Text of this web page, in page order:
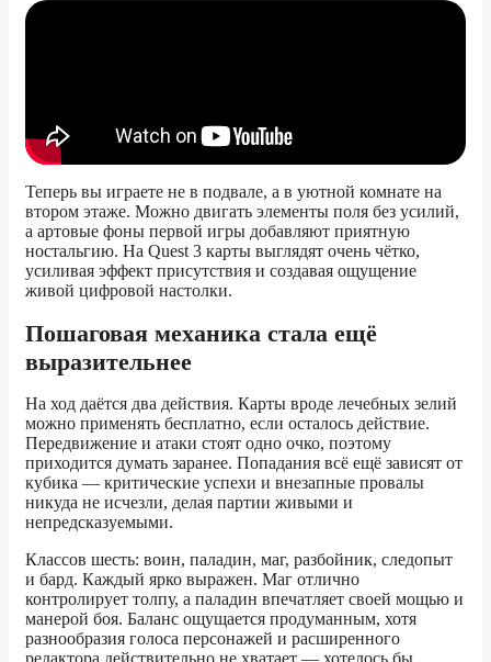
Теперь вы играете не в подвале, а в уютной комнате на
втором этаже. Можно двигать элементы поля без усилий,
а артовые фоны первой игры добавляют приятную
ностальгию. На Quest 3 карты выглядят очень чётко,
усиливая эффект присутствия и создавая ощущение
живой цифровой настолки.
Пошаговая механика стала ещё
выразительнее
На ход даётся два действия. Карты вроде лечебных зелий
можно применять бесплатно, если осталось действие.
Передвижение и атаки стоят одно очко, поэтому
приходится думать заранее. Попадания всё ещё зависят от
кубика — критические успехи и внезапные провалы
никуда не исчезли, делая партии живыми и
непредсказуемыми.
Классов шесть: воин, паладин, маг, разбойник, следопыт
и бард. Каждый ярко выражен. Маг отлично
контролирует толпу, а паладин впечатляет своей мощью и
манерой боя. Баланс ощущается продуманным, хотя
разнообразия голоса персонажей и расширенного